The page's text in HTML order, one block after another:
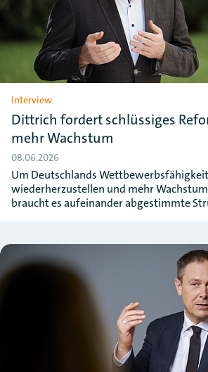
Interview
Dittrich fordert schlüssiges
mehr Wachstum
08.06.2026
Um Deutschlands Wettbewerbsfähigkeit
wiederherzustellen und mehr
braucht es aufeinander abgestimmte